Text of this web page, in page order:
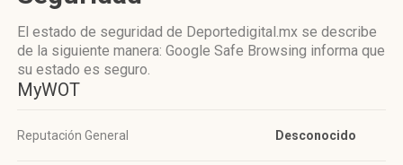
El estado de seguridad de Deportedigital.mx se describe
de la siguiente manera: Google Safe Browsing informa que
su estado es seguro.
MyWOT
Reputación General Desconocido